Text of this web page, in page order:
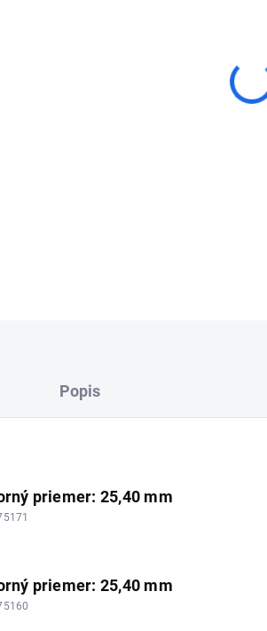
Popis
priemer: 25,40 mm
priemer: 25,40 mm